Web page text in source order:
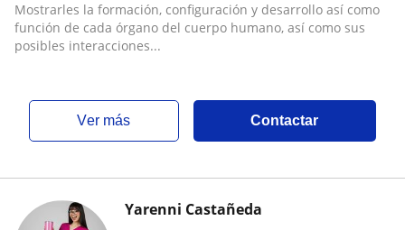
Mostrarles la formación, configuración y desarrollo así como
función de cada órgano del cuerpo humano, así como sus
posibles interacciones...
ver más Contactar
Yarenni Castañeda